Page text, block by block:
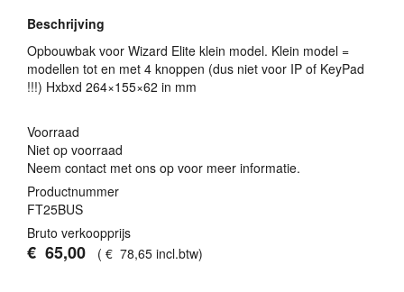
Beschrijving
Opbouwbak voor Wizard Elite klein model. Klein model =
modellen tot en met 4 knoppen (dus niet voor IP of KeyPad
!!!) Hxbxd 264×155×62 in mm
Voorraad
Niet op voorraad
Neem contact met ons op voor meer informatie.
Productnummer
FT25BUS
Bruto verkoopprijs
€ 65,00 ( € 78,65 incl.btw)